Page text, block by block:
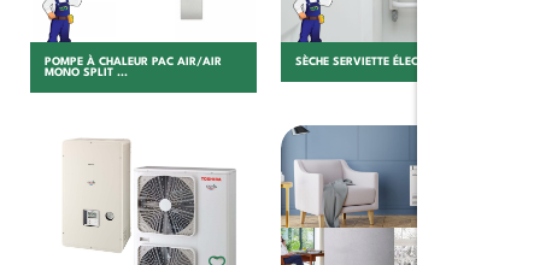
POMPE À CHALEUR PAC AIR/AIR
MONO SPLIT ...
SÈCHE SERVIETTE ÉLECTRIQUE...
Choisir Choisir